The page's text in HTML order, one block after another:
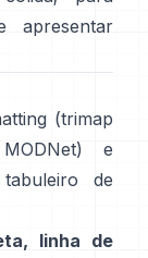
apresentar
(trimap
MODNet) e
de
linha de